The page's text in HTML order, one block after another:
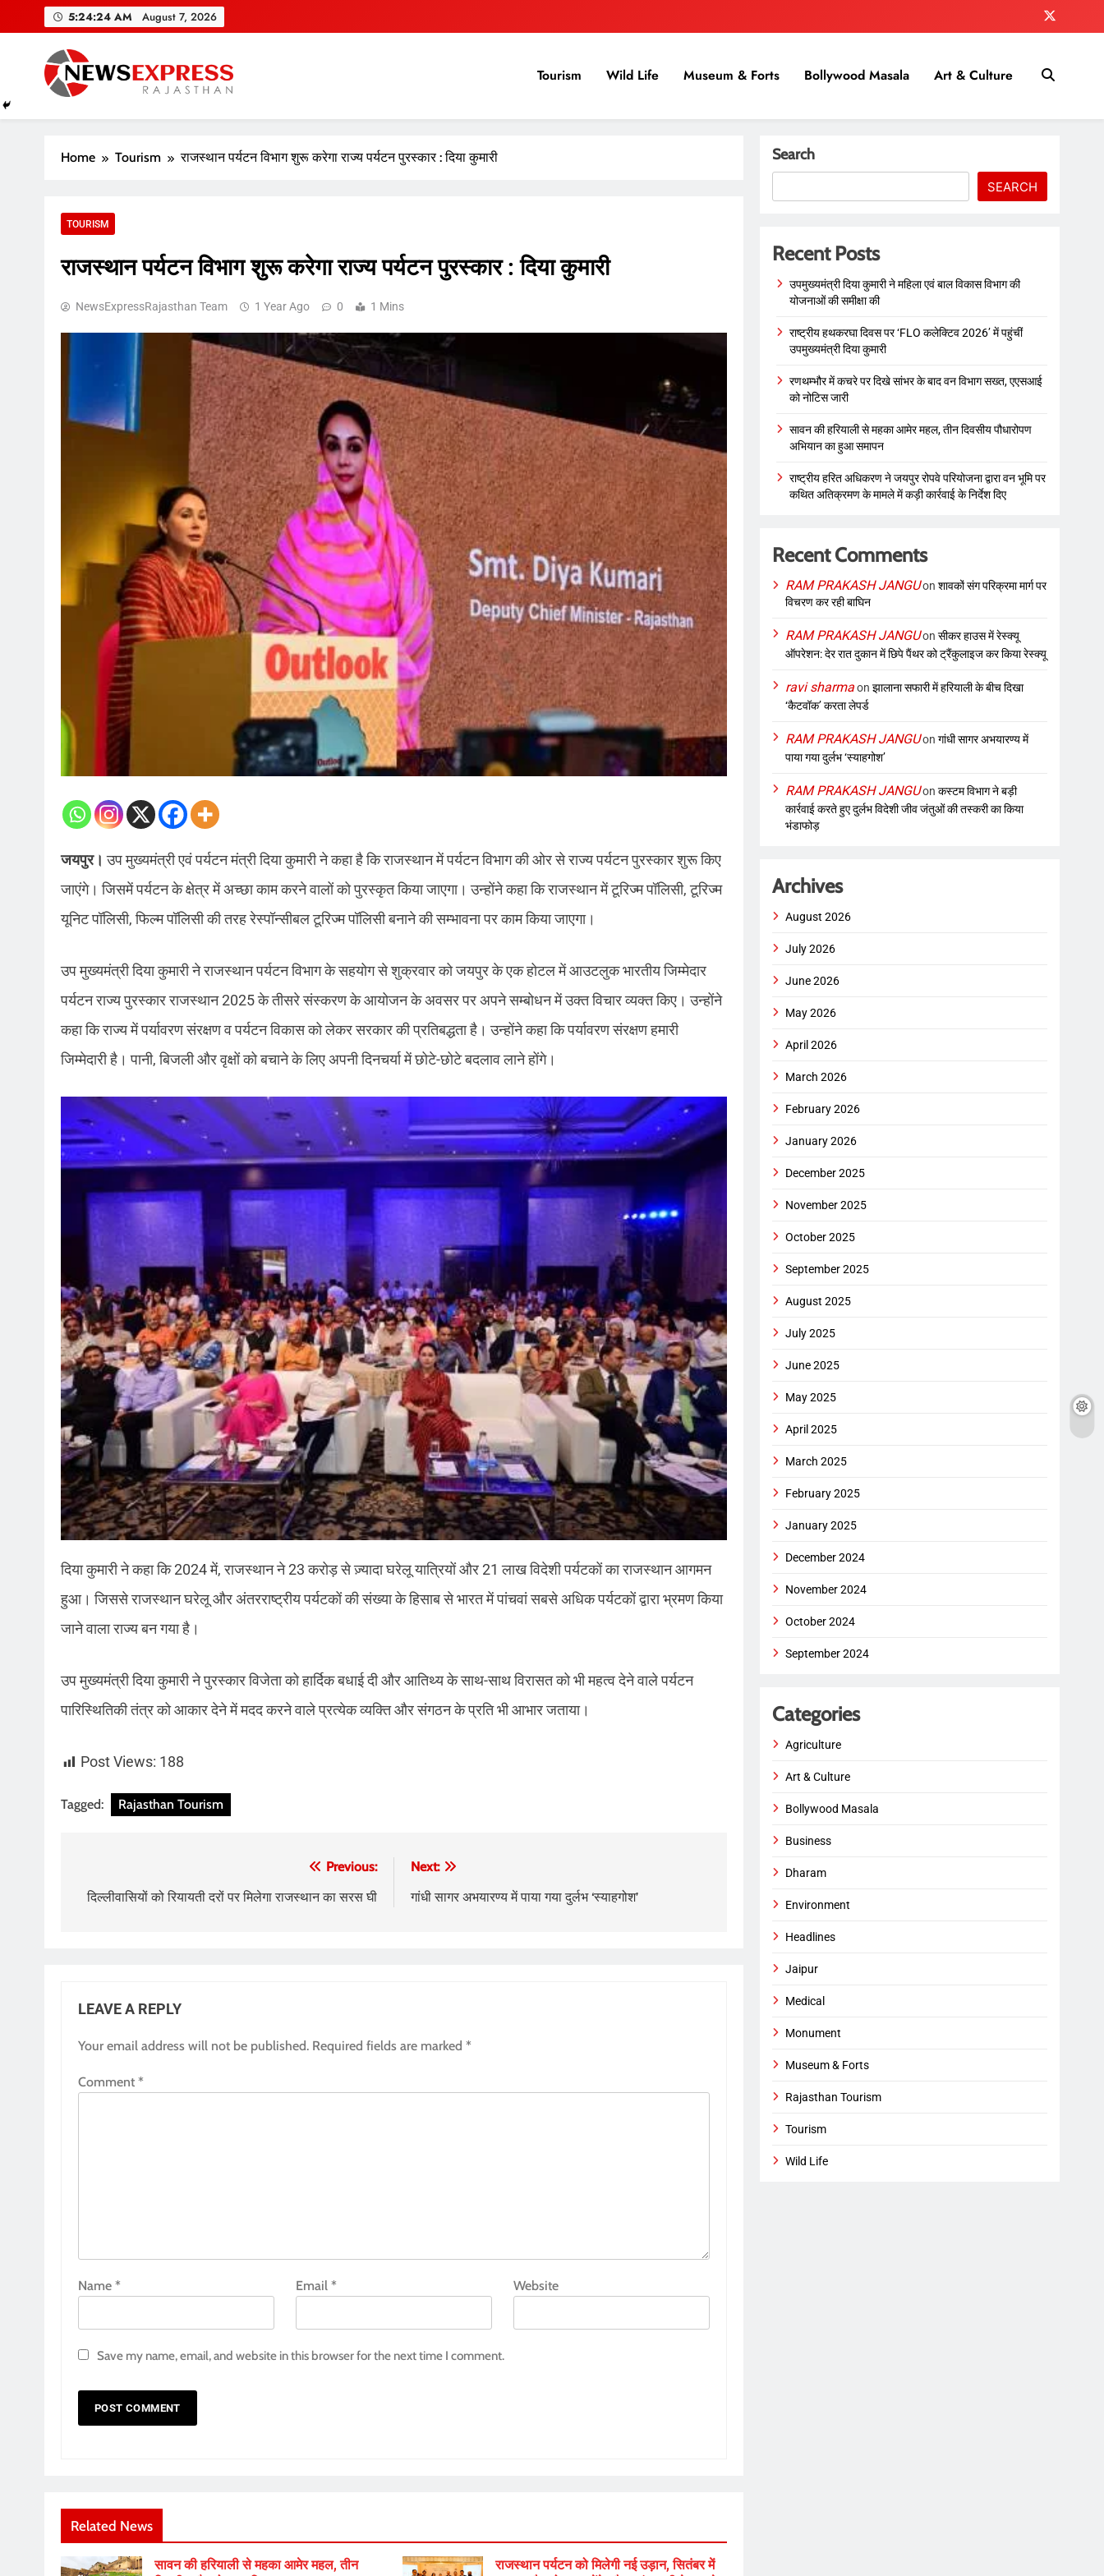
5:24:25 AM August 7, 2026
Tourism Wild Life Museum & Forts Bollywood Masala Art & Culture
Home Tourism राजस्थान पर्यटन विभाग शुरू करेगा राज्य पर्यटन पुरस्कार : दिया कुमारी
TOURISM
राजस्थान पर्यटन विभाग शुरू करेगा राज्य पर्यटन पुरस्कार : दिया कुमारी
NewsExpressRajasthan Team 1 Year Ago 0 1 Mins
जयपुर। उप मुख्यमंत्री एवं पर्यटन मंत्री दिया कुमारी ने कहा है कि राजस्थान में पर्यटन विभाग की ओर से राज्य पर्यटन पुरस्कार शुरू किए
जाएंगे। जिसमें पर्यटन के क्षेत्र में अच्छा काम करने वालों को पुरस्कृत किया जाएगा। उन्होंने कहा कि राजस्थान में टूरिज्म पॉलिसी, टूरिज्म
यूनिट पॉलिसी, फिल्म पॉलिसी की तरह रेस्पॉन्सीबल टूरिज्म पॉलिसी बनाने की सम्भावना पर काम किया जाएगा।
उप मुख्यमंत्री दिया कुमारी ने राजस्थान पर्यटन विभाग के सहयोग से शुक्रवार को जयपुर के एक होटल में आउटलुक भारतीय जिम्मेदार
पर्यटन राज्य पुरस्कार राजस्थान 2025 के तीसरे संस्करण के आयोजन के अवसर पर अपने सम्बोधन में उक्त विचार व्यक्त किए। उन्होंने
कहा कि राज्य में पर्यावरण संरक्षण व पर्यटन विकास को लेकर सरकार की प्रतिबद्धता है। उन्होंने कहा कि पर्यावरण संरक्षण हमारी
जिम्मेदारी है। पानी, बिजली और वृक्षों को बचाने के लिए अपनी दिनचर्या में छोटे-छोटे बदलाव लाने होंगे।
दिया कुमारी ने कहा कि 2024 में, राजस्थान ने 23 करोड़ से ज़्यादा घरेलू यात्रियों और 21 लाख विदेशी पर्यटकों का राजस्थान आगमन
हुआ। जिससे राजस्थान घरेलू और अंतरराष्ट्रीय पर्यटकों की संख्या के हिसाब से भारत में पांचवां सबसे अधिक पर्यटकों द्वारा भ्रमण किया
जाने वाला राज्य बन गया है।
उप मुख्यमंत्री दिया कुमारी ने पुरस्कार विजेता को हार्दिक बधाई दी और आतिथ्य के साथ-साथ विरासत को भी महत्व देने वाले पर्यटन
पारिस्थितिकी तंत्र को आकार देने में मदद करने वाले प्रत्येक व्यक्ति और संगठन के प्रति भी आभार जताया।
Post Views: 188
Tagged: Rajasthan Tourism
navigation
Previous:
दिल्लीवासियों को रियायती दरों पर मिलेगा राजस्थान का सरस घी
Next:
गांधी सागर अभयारण्य में पाया गया दुर्लभ ‘स्याहगोश’
LEAVE A REPLY
Your email address will not be published. Required fields are marked *
Comment *
Name * Email* Website
Save my name, email, and website in this browser for the next time I comment.
Related News
सावन की हरियाली से महका आमेर महल, तीन
राजस्थान पर्यटन को मिलेगी नई उड़ान, सितंबर में
Search
SEARCH
Recent Posts
उपमुख्यमंत्री दिया कुमारी ने महिला एवं बाल विकास विभाग की
योजनाओं की समीक्षा की
राष्ट्रीय हथकरघा दिवस पर ‘FLO कलेक्टिव 2026’ में पहुंचीं
उपमुख्यमंत्री दिया कुमारी
रणथम्भौर में कचरे पर दिखे सांभर के बाद वन विभाग सख्त, एएसआई
को नोटिस जारी
सावन की हरियाली से महका आमेर महल, तीन दिवसीय पौधारोपण
अभियान का हुआ समापन
राष्ट्रीय हरित अधिकरण ने जयपुर रोपवे परियोजना द्वारा वन भूमि पर
कथित अतिक्रमण के मामले में कड़ी कार्रवाई के निर्देश दिए
Recent Comments
RAM PRAKASH JANGUonशावकों संग परिक्रमा मार्ग पर
विचरण कर रही बाघिन
RAM PRAKASH JANGUonसीकर हाउस में रेस्क्यू
ऑपरेशन: देर रात दुकान में छिपे पैंथर को ट्रैंकुलाइज कर किया रेस्क्यू
ravi sharmaonझालाना सफारी में हरियाली के बीच दिखा
‘कैटवॉक’ करता लेपर्ड
RAM PRAKASH JANGUonगांधी सागर अभयारण्य में
पाया गया दुर्लभ ‘स्याहगोश’
RAM PRAKASH JANGUonकस्टम विभाग ने बड़ी
कार्रवाई करते हुए दुर्लभ विदेशी जीव जंतुओं की तस्करी का किया
भंडाफोड़
Archives
August 2026
July 2026
June 2026
May 2026
April 2026
March 2026
February 2026
January 2026
December 2025
November 2025
October 2025
September 2025
August 2025
July 2025
June 2025
May 2025
April 2025
March 2025
February 2025
January 2025
December 2024
November 2024
October 2024
September 2024
Categories
Agriculture
Art & Culture
Bollywood Masala
Business
Dharam
Environment
Headlines
Jaipur
Medical
Monument
Museum & Forts
Rajasthan Tourism
Tourism
Wild Life